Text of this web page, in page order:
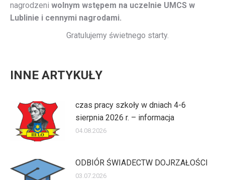
nagrodzeni wolnym wstępem na uczelnie UMCS w
Lublinie i cennymi nagrodami.
Gratulujemy świetnego starty.
INNE ARTYKUŁY
czas pracy szkoły w dniach 4-6
sierpnia 2026 r. – informacja
04.08.2026
ODBIÓR ŚWIADECTW DOJRZAŁOŚCI
03.07.2026